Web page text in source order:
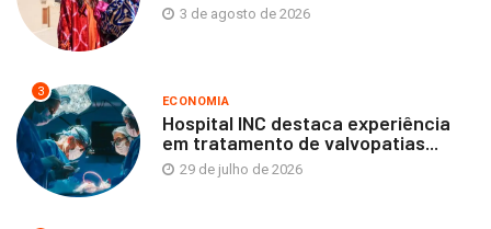
3 de agosto de 2026
3
ECONOMIA
Hospital INC destaca experiência
em tratamento de valvopatias...
29 de julho de 2026